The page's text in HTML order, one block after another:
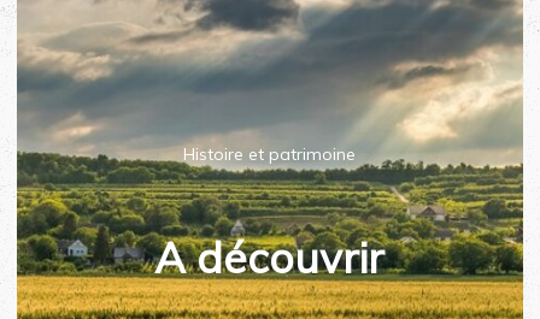
Histoire et patrimoine
A découvrir